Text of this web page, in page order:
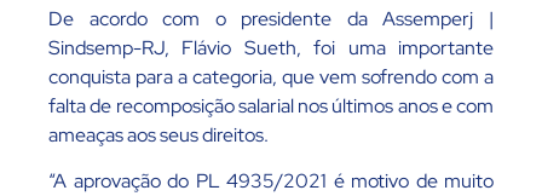
De acordo com o presidente da Assemperj |
Sindsemp-RJ, Flávio Sueth, foi uma importante
conquista para a categoria, que vem sofrendo com a
falta de recomposição salarial nos últimos anos e com
ameaças aos seus direitos.
“A aprovação do PL 4935/2021 é motivo de muito